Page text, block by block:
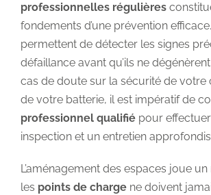
professionnelles régulières
fondements d’une prévention
permettent de détecter les signes
défaillance avant qu’ils ne
cas de doute sur la sécurité de votre
de votre batterie, il est impératif de
professionnel qualifiépour
inspection et un entretien
L’aménagement des espaces joue
les points de chargene doivent